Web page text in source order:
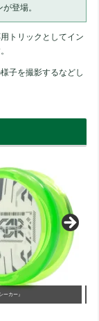
登場。
トリックとしてイン
子を撮影するなどし